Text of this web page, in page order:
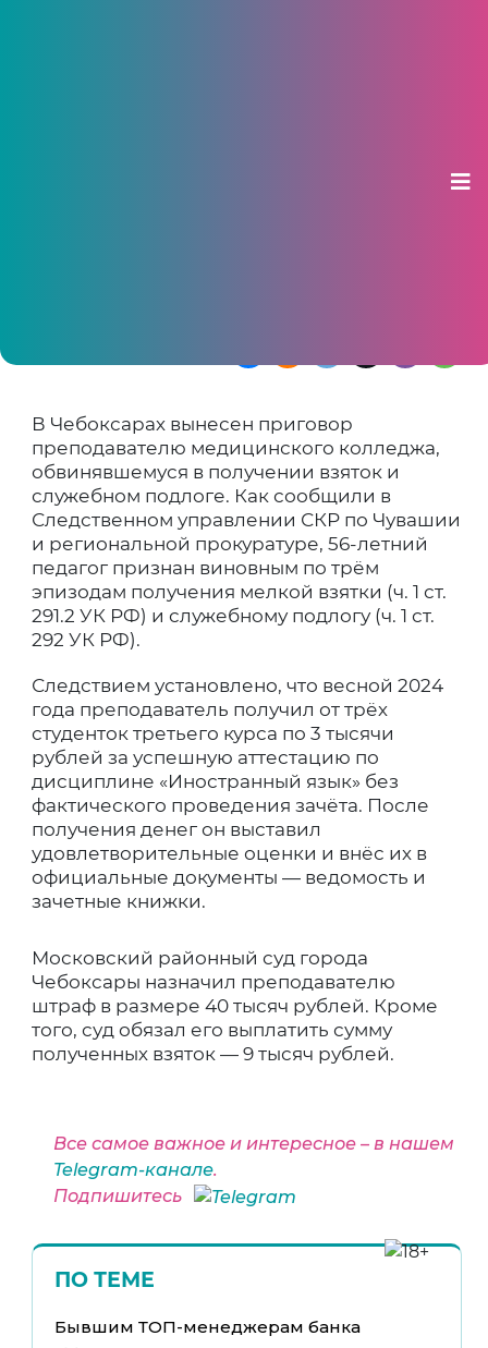
В Чебоксарах вынесен приговор
преподавателю медицинского колледжа,
обвинявшемуся в получении взяток и
служебном подлоге. Как сообщили в
Следственном управлении СКР по Чувашии
и региональной прокуратуре, 56-летний
педагог признан виновным по трём
эпизодам получения мелкой взятки (ч. 1 ст.
291.2 УК РФ) и служебному подлогу (ч. 1 ст.
292 УК РФ).
Следствием установлено, что весной 2024
года преподаватель получил от трёх
студенток третьего курса по 3 тысячи
рублей за успешную аттестацию по
дисциплине «Иностранный язык» без
фактического проведения зачёта. После
получения денег он выставил
удовлетворительные оценки и внёс их в
официальные документы — ведомость и
зачетные книжки.
Московский районный суд города
Чебоксары назначил преподавателю
штраф в размере 40 тысяч рублей. Кроме
того, суд обязал его выплатить сумму
полученных взяток — 9 тысяч рублей.
Все самое важное и интересное – в нашем
Telegram-канале.
Подпишитесь
ПО ТЕМЕ
Бывшим ТОП-менеджерам банка